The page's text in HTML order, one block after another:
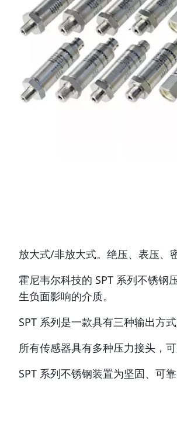
放大式/非放大式。绝压、表压、
霍尼韦尔科技的 SPT 系列不锈钢
生负面影响的介质。
SPT 系列是一款具有三种输出方
所有传感器具有多种压力接头，
SPT 系列不锈钢装置为坚固、可